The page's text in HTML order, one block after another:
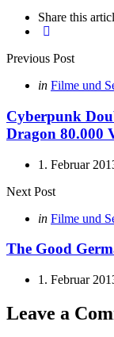
Share this
Post
navigation
Previous Post
Posted
in Filme und
Cyberpunk
Dragon 80.000
1. Februar
Next Post
Posted
in Filme und
The Good
1. Februar
Leave a